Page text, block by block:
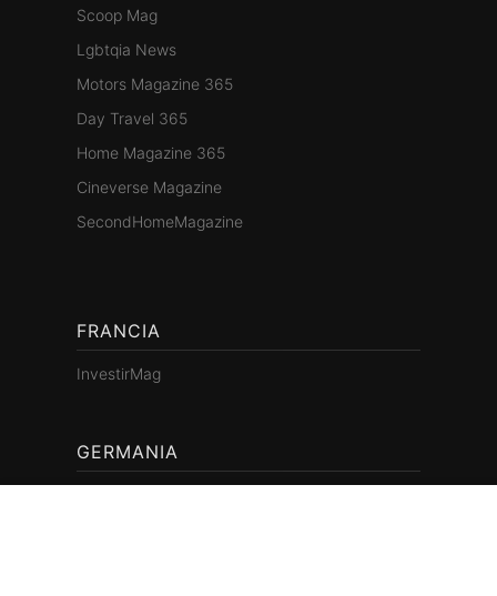
Scoop Mag
Lgbtqia News
Motors Magazine 365
Day Travel 365
Home Magazine 365
Cineverse Magazine
SecondHomeMagazine
FRANCIA
InvestirMag
GERMANIA